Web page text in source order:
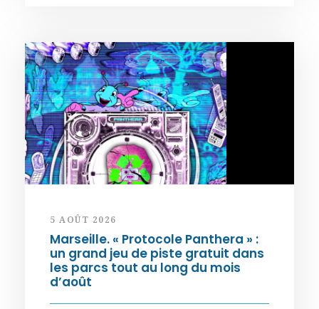
5 AOÛT 2026
Marseille. « Protocole Panthera » :
un grand jeu de piste gratuit dans
les parcs tout au long du mois
d’août